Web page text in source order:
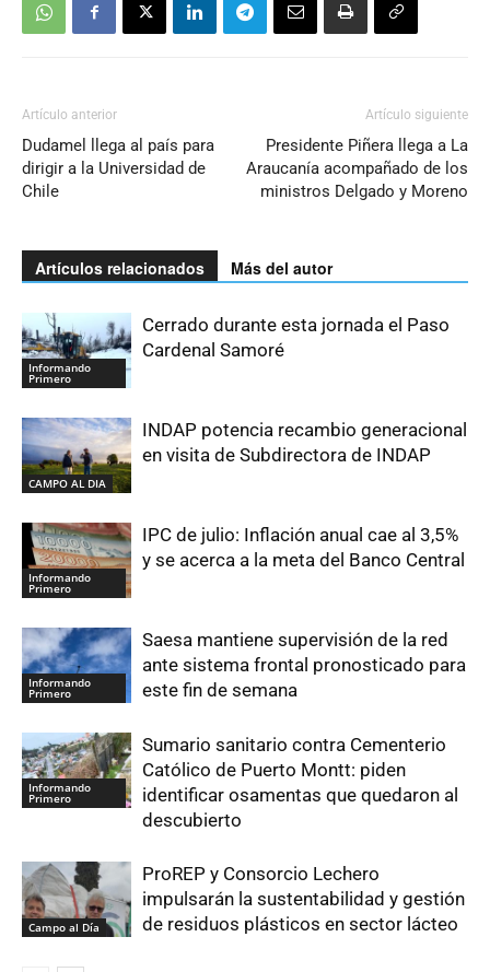
Artículo anterior
Dudamel llega al país para
dirigir a la Universidad de
Chile
Artículo siguiente
Presidente Piñera llega a La
Araucanía acompañado de los
ministros Delgado y Moreno
Artículos relacionados Más del autor
Informando
Primero
Cerrado durante esta jornada el Paso
Cardenal Samoré
CAMPO AL DIA
INDAP potencia recambio generacional
en visita de Subdirectora de INDAP
Informando
Primero
IPC de julio: Inflación anual cae al 3,5%
y se acerca a la meta del Banco Central
Informando
Primero
Saesa mantiene supervisión de la red
ante sistema frontal pronosticado para
este fin de semana
Informando
Primero
Sumario sanitario contra Cementerio
Católico de Puerto Montt: piden
identificar osamentas que quedaron al
descubierto
Campo al Día
ProREP y Consorcio Lechero
impulsarán la sustentabilidad y gestión
de residuos plásticos en sector lácteo